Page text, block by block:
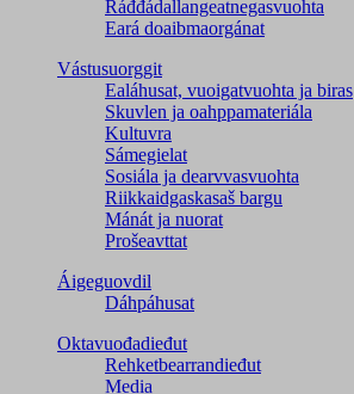
Ráđđádallangeatnegas­vuohta
Eará doaibmaorgánat
Vástusuorggit
Ealáhusat, vuoigatvuohta ja biras
Skuvlen ja oahppamateriála
Kultuvra
Sámegielat
Sosiála ja dearvvasvuohta
Riikkaidgaskasaš bargu
Mánát ja nuorat
Prošeavttat
Áigeguovdil
Dáhpáhusat
Oktavuođadieđut
Rehketbearrandieđut
Media